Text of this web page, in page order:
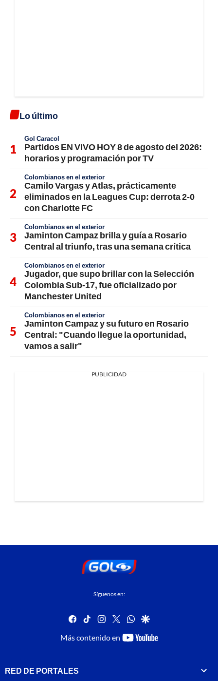
Lo último
Gol Caracol
Partidos EN VIVO HOY 8 de agosto del 2026:
horarios y programación por TV
Colombianos en el exterior
Camilo Vargas y Atlas, prácticamente
eliminados en la Leagues Cup: derrota 2-0
con Charlotte FC
Colombianos en el exterior
Jaminton Campaz brilla y guía a Rosario
Central al triunfo, tras una semana crítica
Colombianos en el exterior
Jugador, que supo brillar con la Selección
Colombia Sub-17, fue oficializado por
Manchester United
Colombianos en el exterior
Jaminton Campaz y su futuro en Rosario
Central: "Cuando llegue la oportunidad,
vamos a salir"
PUBLICIDAD
Síguenos en:
facebook
tiktok instagram
twitterwhatsapp
google
Más contenido en
youtube-
RED DE PORTALES